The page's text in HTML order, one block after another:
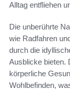
Alltag entfliehen
Die unberührte
wie Radfahren
durch die
Ausblicke bieten.
körperliche
Wohlbefinden,